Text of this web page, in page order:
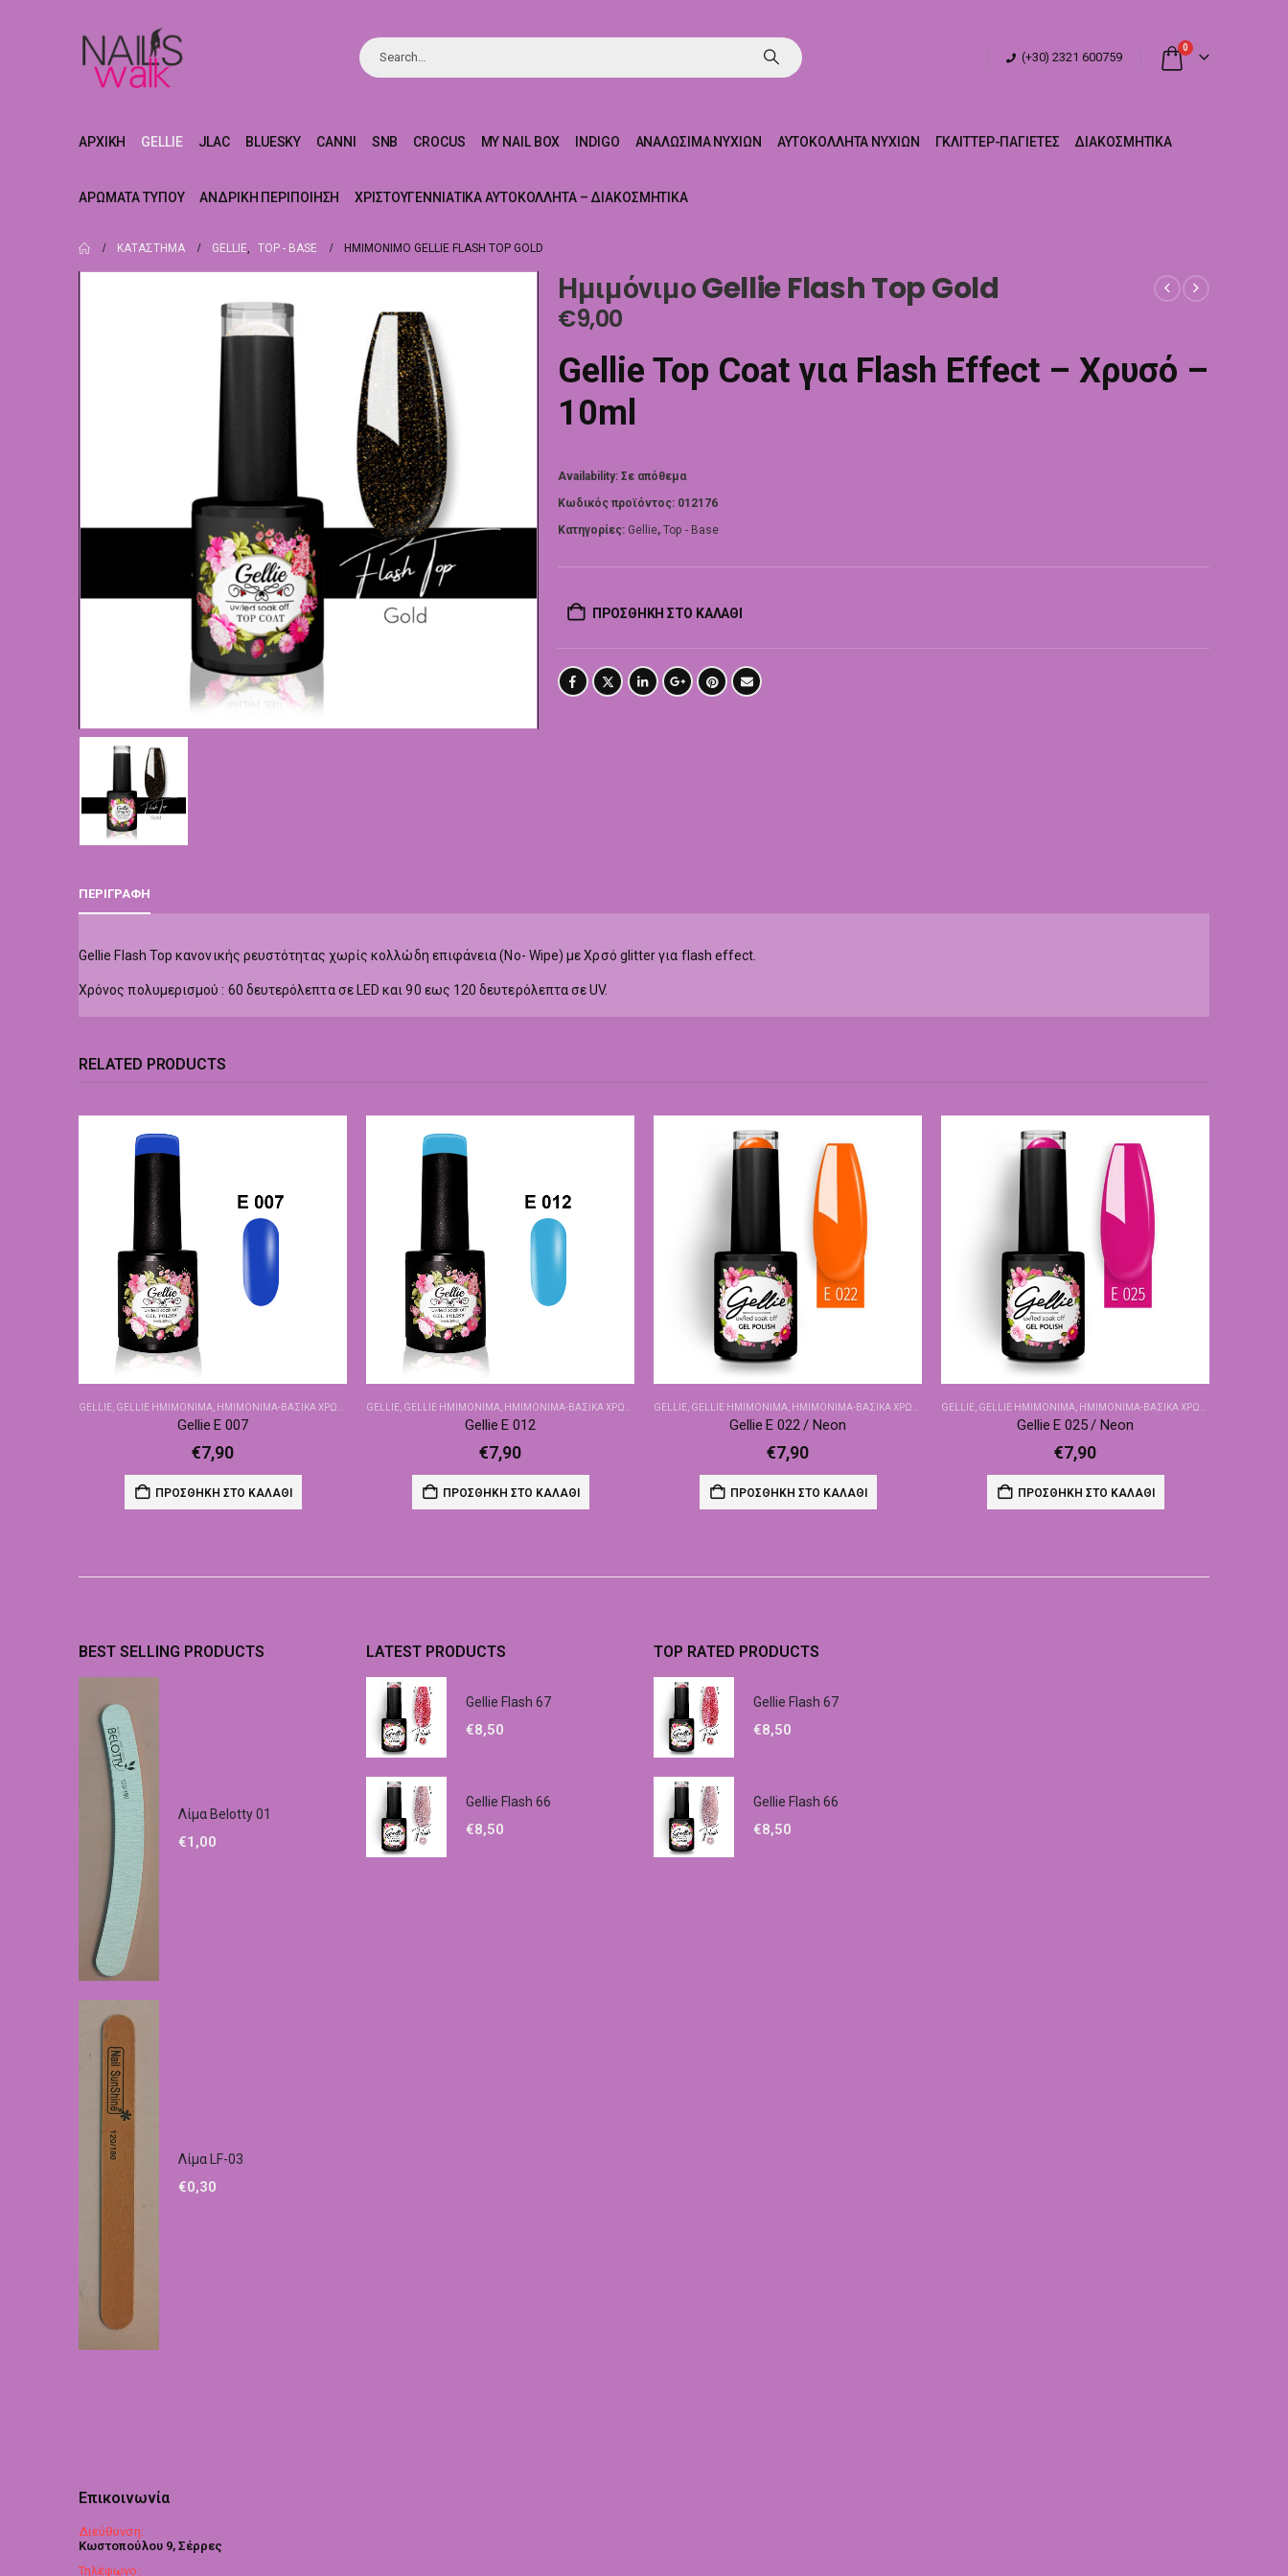
(+30) 2321 600759
0
ΑΡΧΙΚΉ GELLIE JLAC BLUESKY CANNI SNB CROCUS MY NAIL BOX INDIGO ΑΝΑΛΏΣΙΜΑ ΝΥΧΙΏΝ ΑΥΤΟΚΌΛΛΗΤΑ ΝΥΧΙΏΝ ΓΚΛΊΤΤΕΡ-ΠΑΓΙΈΤΕΣ ΔΙΑΚΟΣΜΗΤΙΚΆ
ΑΡΏΜΑΤΑ ΤΎΠΟΥ ΑΝΔΡΙΚΉ ΠΕΡΙΠΟΊΗΣΗ ΧΡΙΣΤΟΥΓΕΝΝΙΆΤΙΚΑ ΑΥΤΟΚΌΛΛΗΤΑ – ΔΙΑΚΟΣΜΗΤΙΚΆ
ΚΑΤΆΣΤΗΜΑ GELLIE, TOP - BASE ΗΜΙΜΌΝΙΜΟ GELLIE FLASH TOP GOLD
Ημιμόνιμο Gellie Flash Top Gold
€9,00
Gellie Top Coat για Flash Effect – Χρυσό –
10ml
Availability: Σε απόθεμα
Κωδικός προϊόντος: 012176
Κατηγορίες: Gellie, Top - Base
ΠΡΟΣΘΉΚΗ ΣΤΟ ΚΑΛΆΘΙ
ΠΕΡΙΓΡΑΦΉ
Gellie Flash Top κανονικής ρευστότητας χωρίς κολλώδη επιφάνεια (No- Wipe) με Χρσό glitter για flash effect.
Χρόνος πολυμερισμού : 60 δευτερόλεπτα σε LED και 90 εως 120 δευτερόλεπτα σε UV.
RELATED PRODUCTS
GELLIE, GELLIE ΗΜΙΜΌΝΙΜΑ, ΗΜΙΜΌΝΙΜΑ-ΒΑΣΙΚΆ ΧΡΏΜΑΤΑ
Gellie E 007
€7,90
ΠΡΟΣΘΉΚΗ ΣΤΟ ΚΑΛΆΘΙ
GELLIE, GELLIE ΗΜΙΜΌΝΙΜΑ, ΗΜΙΜΌΝΙΜΑ-ΒΑΣΙΚΆ ΧΡΏΜΑΤΑ
Gellie E 012
€7,90
ΠΡΟΣΘΉΚΗ ΣΤΟ ΚΑΛΆΘΙ
GELLIE, GELLIE ΗΜΙΜΌΝΙΜΑ, ΗΜΙΜΌΝΙΜΑ-ΒΑΣΙΚΆ ΧΡΏΜΑΤΑ
Gellie E 022 / Neon
€7,90
ΠΡΟΣΘΉΚΗ ΣΤΟ ΚΑΛΆΘΙ
GELLIE, GELLIE ΗΜΙΜΌΝΙΜΑ, ΗΜΙΜΌΝΙΜΑ-ΒΑΣΙΚΆ ΧΡΏΜΑΤΑ
Gellie E 025 / Neon
€7,90
ΠΡΟΣΘΉΚΗ ΣΤΟ ΚΑΛΆΘΙ
BEST SELLING PRODUCTS
Λίμα Belotty 01
€1,00
Λίμα LF-03
€0,30
LATEST PRODUCTS
Gellie Flash 67
€8,50
Gellie Flash 66
€8,50
TOP RATED PRODUCTS
Gellie Flash 67
€8,50
Gellie Flash 66
€8,50
Επικοινωνία
Διεύθυνση:
Κωστοπούλου 9, Σέρρες
Τηλέφωνο: